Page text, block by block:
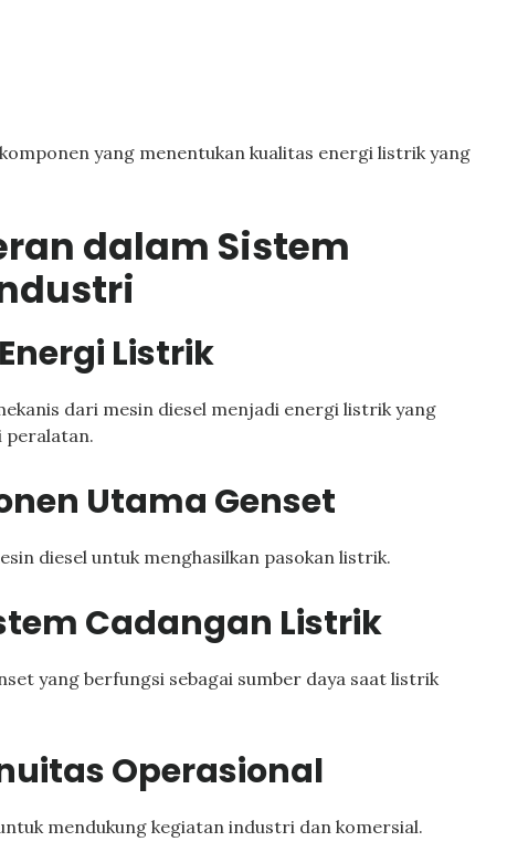
yang menentukan kualitas energi listrik yang
dalam Sistem
Listrik
dari mesin diesel menjadi energi listrik yang
peralatan.
Utama Genset
diesel untuk menghasilkan pasokan listrik.
Cadangan Listrik
yang berfungsi sebagai sumber daya saat listrik
Operasional
mendukung kegiatan industri dan komersial.